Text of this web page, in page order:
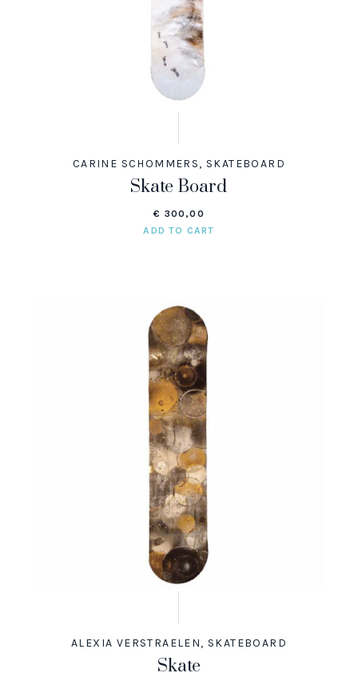
CARINE SCHOMMERS, SKATEBOARD
Skate Board
€ 300,00
ADD TO CART
ALEXIA VERSTRAELEN, SKATEBOARD
Skate